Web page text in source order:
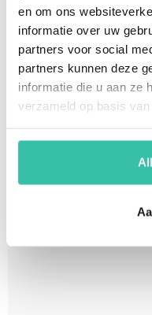
en om ons
informatie over uw
partners voor social
partners kunnen deze
informatie die u aan ze
verzameld op basis